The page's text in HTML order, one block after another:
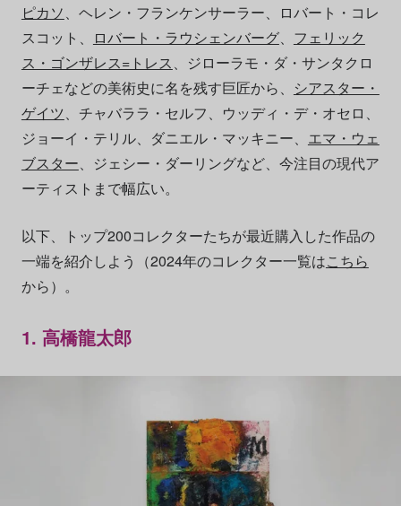
ピカソ、ヘレン・フランケンサーラー、ロバート・コレ
スコット、
ロバート・ラウシェンバーグ、 フェリック
ス・ゴンザレス=トレス、ジローラモ・ダ・サンタクロ
ーチェなどの美術史に名を残す巨匠から、 シアスター・
ゲイツ、チャバララ・セルフ、ウッディ・デ・オセロ、
ジョーイ・テリル、ダニエル・マッキニー、 エマ・ウェ
ブスター、ジェシー・ダーリングなど、今注目の現代ア
ーティストまで幅広い。
以下、トップ200コレクターたちが最近購入した作品の
一端を紹介しよう（2024年のコレクター一覧はこちら
から）。
1. 高橋龍太郎